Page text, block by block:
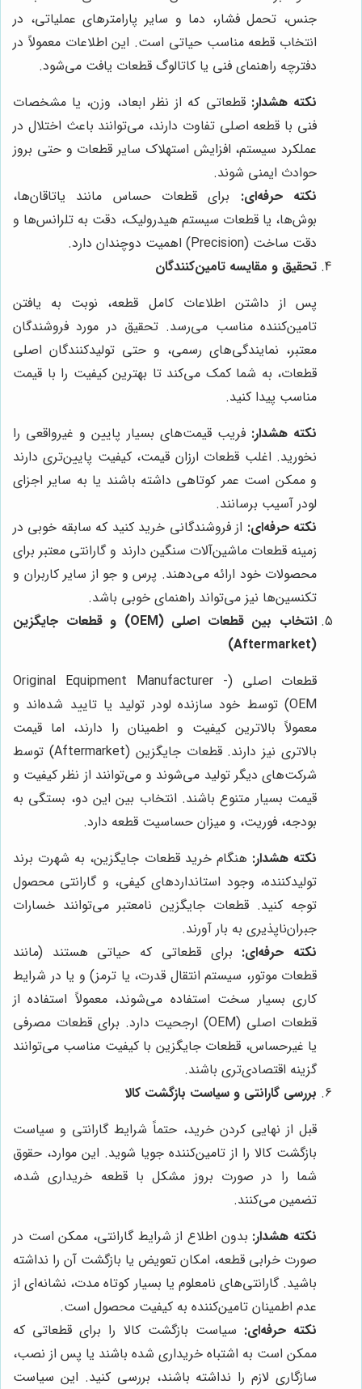
جنس، تحمل فشار، دما و سایر پارامترهای عملیاتی، در
انتخاب قطعه مناسب حیاتی است. این اطلاعات معمولاً در
دفترچه راهنمای فنی یا کاتالوگ قطعات یافت می‌شود.
نکته هشدار: قطعاتی که از نظر ابعاد، وزن، یا مشخصات
فنی با قطعه اصلی تفاوت دارند، می‌توانند باعث اختلال در
عملکرد سیستم، افزایش استهلاک سایر قطعات و حتی بروز
حوادث ایمنی شوند.
نکته حرفه‌ای: برای قطعات حساس مانند یاتاقان‌ها،
بوش‌ها، یا قطعات سیستم هیدرولیک، دقت به تلرانس‌ها و
دقت ساخت (Precision) اهمیت دوچندان دارد.
تحقیق و مقایسه تامین‌کنندگان
پس از داشتن اطلاعات کامل قطعه، نوبت به یافتن
تامین‌کننده مناسب می‌رسد. تحقیق در مورد فروشندگان
معتبر، نمایندگی‌های رسمی، و حتی تولیدکنندگان اصلی
قطعات، به شما کمک می‌کند تا بهترین کیفیت را با قیمت
مناسب پیدا کنید.
نکته هشدار: فریب قیمت‌های بسیار پایین و غیرواقعی را
نخورید. اغلب قطعات ارزان قیمت، کیفیت پایین‌تری دارند
و ممکن است عمر کوتاهی داشته باشند یا به سایر اجزای
لودر آسیب برسانند.
نکته حرفه‌ای: از فروشندگانی خرید کنید که سابقه خوبی در
زمینه قطعات ماشین‌آلات سنگین دارند و گارانتی معتبر برای
محصولات خود ارائه می‌دهند. پرس و جو از سایر کاربران و
تکنسین‌ها نیز می‌تواند راهنمای خوبی باشد.
انتخاب بین قطعات اصلی (OEM) و قطعات جایگزین
(Aftermarket)
قطعات اصلی (Original Equipment Manufacturer -
OEM) توسط خود سازنده لودر تولید یا تایید شده‌اند و
معمولاً بالاترین کیفیت و اطمینان را دارند، اما قیمت
بالاتری نیز دارند. قطعات جایگزین (Aftermarket) توسط
شرکت‌های دیگر تولید می‌شوند و می‌توانند از نظر کیفیت و
قیمت بسیار متنوع باشند. انتخاب بین این دو، بستگی به
بودجه، فوریت، و میزان حساسیت قطعه دارد.
نکته هشدار: هنگام خرید قطعات جایگزین، به شهرت برند
تولیدکننده، وجود استانداردهای کیفی، و گارانتی محصول
توجه کنید. قطعات جایگزین نامعتبر می‌توانند خسارات
جبران‌ناپذیری به بار آورند.
نکته حرفه‌ای: برای قطعاتی که حیاتی هستند (مانند
قطعات موتور، سیستم انتقال قدرت، یا ترمز) و یا در شرایط
کاری بسیار سخت استفاده می‌شوند، معمولاً استفاده از
قطعات اصلی (OEM) ارجحیت دارد. برای قطعات مصرفی
یا غیرحساس، قطعات جایگزین با کیفیت مناسب می‌توانند
گزینه اقتصادی‌تری باشند.
بررسی گارانتی و سیاست بازگشت کالا
قبل از نهایی کردن خرید، حتماً شرایط گارانتی و سیاست
بازگشت کالا را از تامین‌کننده جویا شوید. این موارد، حقوق
شما را در صورت بروز مشکل با قطعه خریداری شده،
تضمین می‌کنند.
نکته هشدار: بدون اطلاع از شرایط گارانتی، ممکن است در
صورت خرابی قطعه، امکان تعویض یا بازگشت آن را نداشته
باشید. گارانتی‌های نامعلوم یا بسیار کوتاه مدت، نشانه‌ای از
عدم اطمینان تامین‌کننده به کیفیت محصول است.
نکته حرفه‌ای: سیاست بازگشت کالا را برای قطعاتی که
ممکن است به اشتباه خریداری شده باشند یا پس از نصب،
سازگاری لازم را نداشته باشند، بررسی کنید. این سیاست